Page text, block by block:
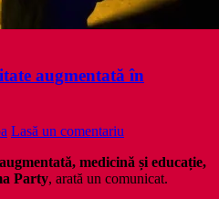
augmentată în
Lasă un comentariu
medicină și educație,
Party, arată un comunicat.